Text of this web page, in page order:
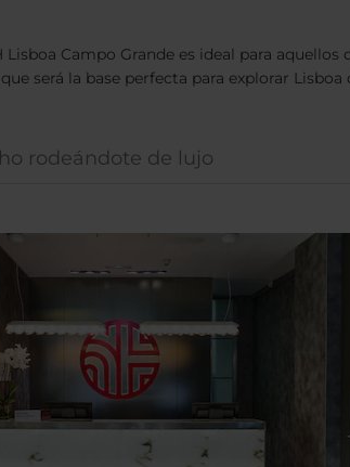
Campo Grande es ideal para
será la base perfecta para explorar Lisboa
rodeándote de lujo